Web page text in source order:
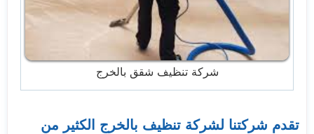
شركة تنظيف شقق بالخرج
تقدم شركتنا لشركة تنظيف بالخرج الكثير من